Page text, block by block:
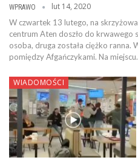
WPRAWO lut 14, 2020
W czwartek 13 lutego, na
centrum Aten doszło do krwawego
osoba, druga została ciężko ranna.
pomiędzy Afgańczykami. Na
WIADOMOŚCI